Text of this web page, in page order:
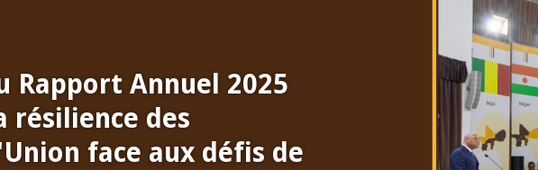
Rapport Annuel 2025
résilience des
face aux défis de